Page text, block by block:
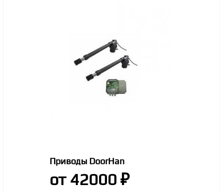
Приводы DoorHan
от 42000 ₽